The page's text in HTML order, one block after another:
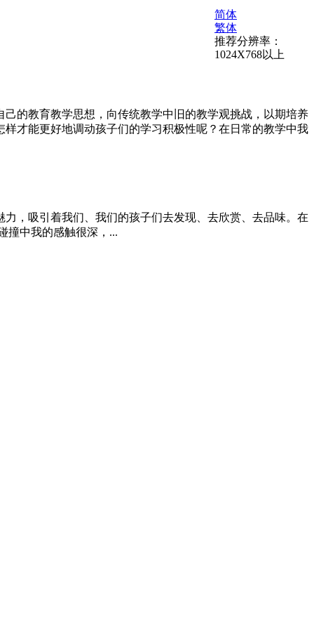
简体
繁体
推荐分辨率：
1024X768以上
的教育教学思想，向传统教学中旧的教学观挑战，以期培养
才能更好地调动孩子们的学习积极性呢？在日常的教学中我
，吸引着我们、我们的孩子们去发现、去欣赏、去品味。在
撞中我的感触很深，...